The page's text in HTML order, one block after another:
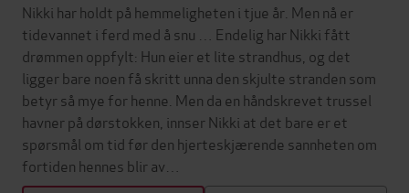
Nikki har holdt på hemmeligheten i tjue år. Men nå er
tidevannet i ferd med å snu … Endelig har Nikki fått
drømmen oppfylt: Hun eier et lite strandhus, og det
ligger bare noen få skritt unna den skjulte stranden som
betyr så mye for henne. Men da en håndskrevet trussel
havner på dørstokken, innser Nikki at det bare er et
spørsmål om tid før den hjerteskjærende sannheten om
fortiden hennes blir av…